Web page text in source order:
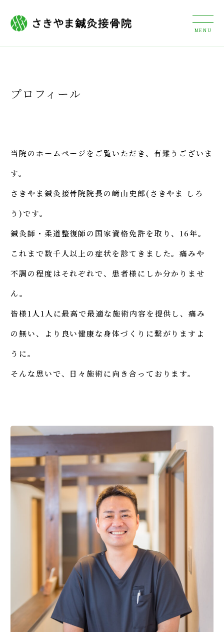
プロフィール
当院のホームページをご覧いただき、有難うございま
す。
さきやま鍼灸接骨院院長の﨑山史郎(さきやま しろ
う)です。
鍼灸師・柔道整復師の国家資格免許を取り、16年。
これまで数千人以上の症状を診てきました。痛みや
不調の程度はそれぞれで、患者様にしか分かりませ
ん。
皆様1人1人に最高で最適な施術内容を提供し、痛み
の無い、より良い健康な身体づくりに繋がりますよ
うに。
そんな思いで、日々施術に向き合っております。